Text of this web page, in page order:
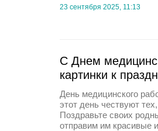
23 сентября 2025, 11:13
С Днем
картинки к
День медицинского
этот день чествуют
Поздравьте своих
отправим им красивые